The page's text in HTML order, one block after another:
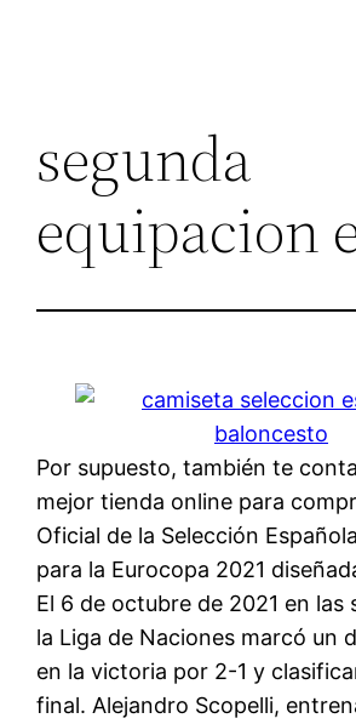
segunda
equipacion
Por supuesto, también te
mejor tienda online para
Oficial de la Selección
para la Eurocopa 2021
El 6 de octubre de 2021 en las
la Liga de Naciones marcó un
en la victoria por 2-1 y
final. Alejandro Scopelli,